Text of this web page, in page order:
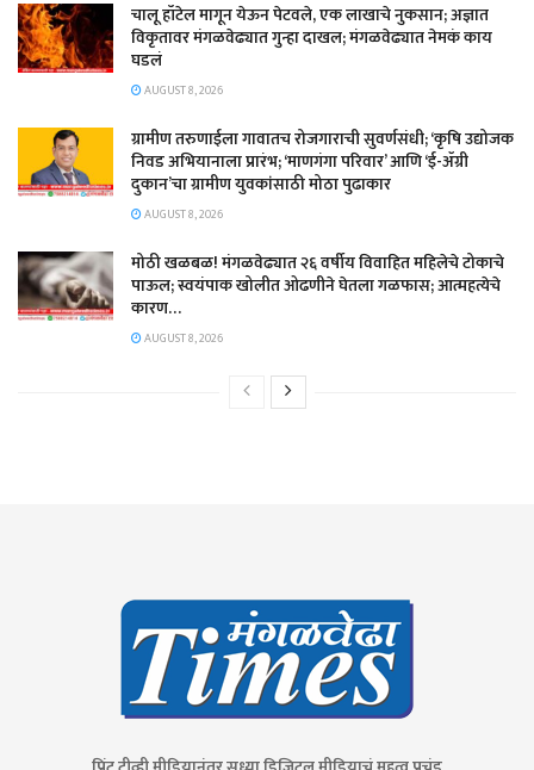
चालू हॉटेल मागून येऊन पेटवले, एक लाखाचे नुकसान; अज्ञात
विकृतावर मंगळवेढ्यात गुन्हा दाखल; मंगळवेढ्यात नेमकं काय
घडलं
AUGUST 8, 2026
​ग्रामीण तरुणाईला गावातच रोजगाराची सुवर्णसंधी; ‘कृषि उद्योजक
निवड अभियानाला प्रारंभ; ‘माणगंगा परिवार’ आणि ‘ई-ॲग्री
दुकान’चा ग्रामीण युवकांसाठी मोठा पुढाकार
AUGUST 8, 2026
मोठी खळबळ! मंगळवेढ्यात २६ वर्षीय विवाहित महिलेचे टोकाचे
पाऊल; स्वयंपाक खोलीत ओढणीने घेतला गळफास; आत्महत्येचे
कारण…
AUGUST 8, 2026